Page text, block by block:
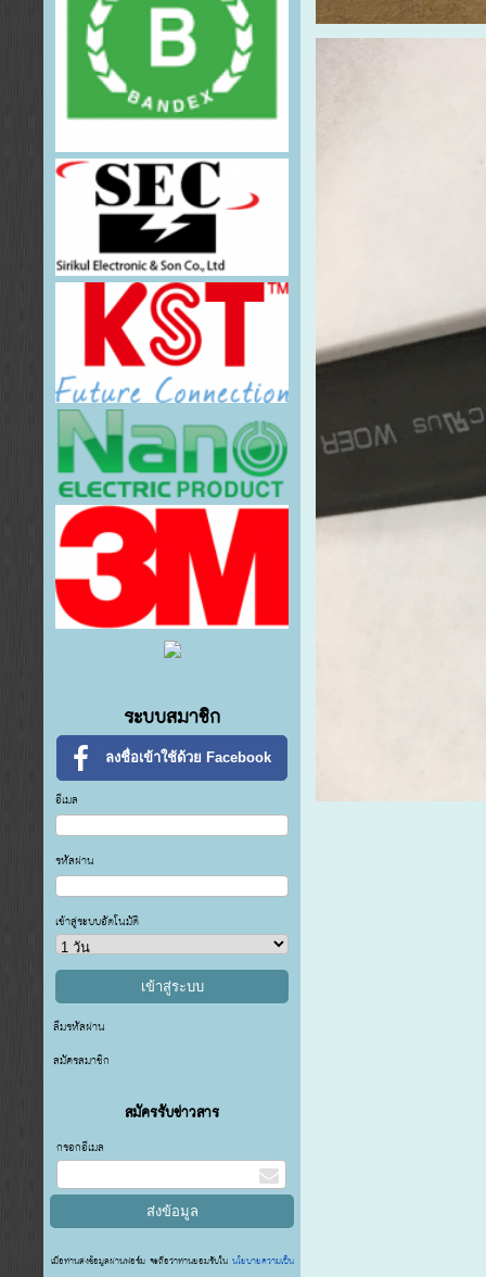
ระบบสมาชิก
ลงชื่อเข้าใช้ด้วย Facebook
อีเมล
รหัสผ่าน
เข้าสู่ระบบอัตโนมัติ
ลืมรหัสผ่าน
สมัครสมาชิก
สมัครรับข่าวสาร
กรอกอีเมล
เมื่อท่านส่งข้อมูลผ่านฟอร์ม จะถือว่าท่านยอมรับในนโยบายความเป็น